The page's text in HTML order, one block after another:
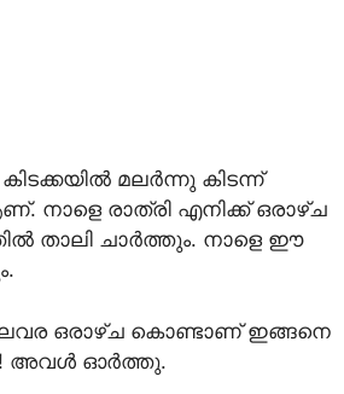
മലർന്നു കിടന്ന്
നാളെ രാത്രി എനിക്ക് ഒരാഴ്ച
താലി ചാർത്തും. നാളെ ഈ
ഒരാഴ്ച കൊണ്ടാണ് ഇങ്ങനെ
അവൾ ഓർത്തു.